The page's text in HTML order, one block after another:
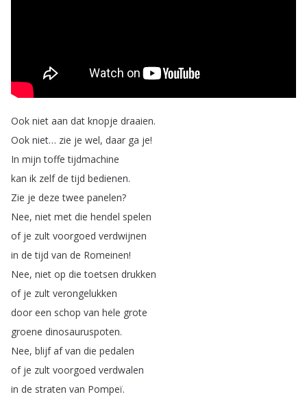
Ook niet aan dat knopje draaien.
Ook niet… zie je wel, daar ga je!
In mijn toffe tijdmachine
kan ik zelf de tijd bedienen.
Zie je deze twee panelen?
Nee, niet met die hendel spelen
of je zult voorgoed verdwijnen
in de tijd van de Romeinen!
Nee, niet op die toetsen drukken
of je zult verongelukken
door een schop van hele grote
groene dinosauruspoten.
Nee, blijf af van die pedalen
of je zult voorgoed verdwalen
in de straten van Pompeï.